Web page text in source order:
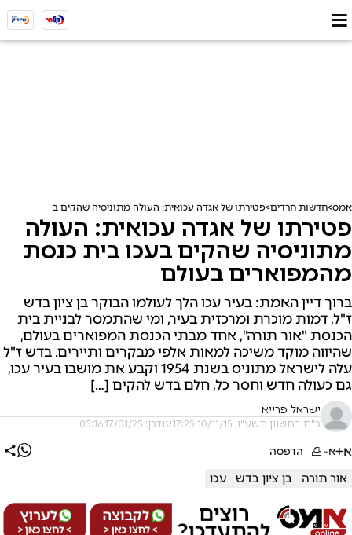
אמס חדשות חרדים פטירתו של אגדה עכואית: העולה מתוניסיה שהקים בעכו בית
פטירתו של אגדה עכואית: העולה
מתוניסיה שהקים בעכו בית כנסת
מהמפוארים בעולם
ברוך דיין האמת: בעיר עכו הלך לעולמו הבוקר בן ציון בדש
ז"ל, דמות מוכרת ומרכזית בעיר, ומי שהתמסר לבניית בית
הכנסת "אור תורה", אחד מבתי הכנסת המפוארים בעולם,
שהיווה מוקד משיכה למאות אלפי מבקרים ותיירים. בדש ז"ל
עלה לישראל מתוניס בשנת 1954 וקבע את מושבו בעיר עכו,
גם כעולה חדש וחסר כל, חלם בדש להקים […]
ישראל פרייא
כ"ח בחשוון תשע"ו, 10/11/15 17:25 עודכן: 17/01/25 05:16
א+א- הדפסה
אור תורה בן ציון בדש עכו